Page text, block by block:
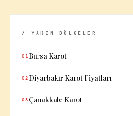
/ YAKIN BÖLGELER
01 Bursa Karot
02 Diyarbakır Karot Fiyatları
03 Çanakkale Karot